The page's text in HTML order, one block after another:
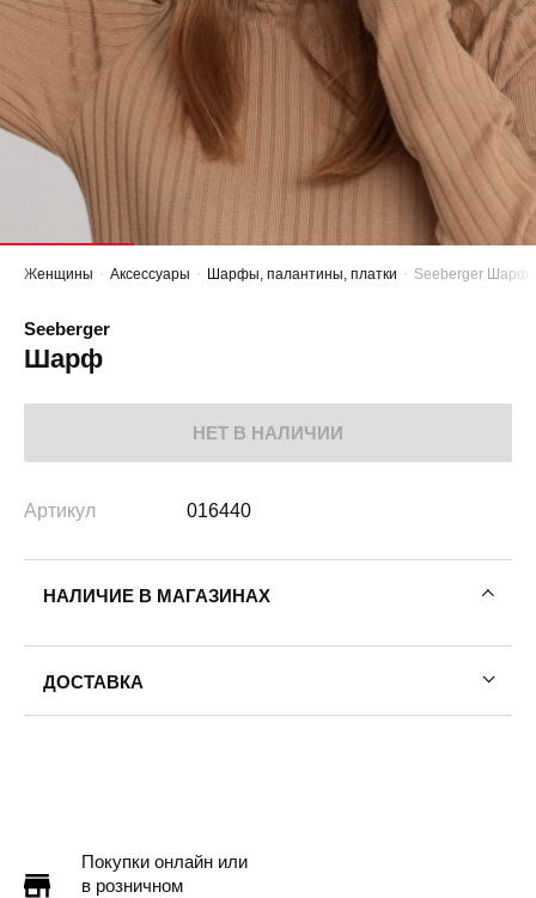
Женщины Аксессуары Шарфы, палантины, платки Seeberger Шарф
Seeberger
Шарф
НЕТ В НАЛИЧИИ
Артикул 016440
НАЛИЧИЕ В МАГАЗИНАХ
ДОСТАВКА
Пермь — бесплатно
Покупки онлайн или
в розничном